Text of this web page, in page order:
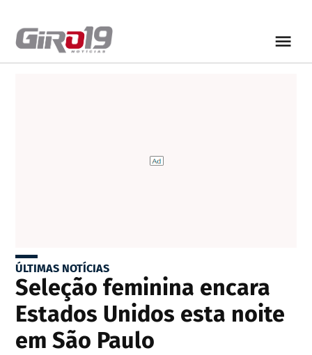
ÚLTIMAS NOTÍCIAS
Seleção feminina encara
Estados Unidos esta noite
em São Paulo